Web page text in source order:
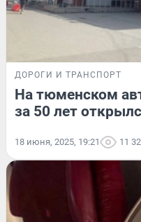
ДОРОГИ И ТРАНСПОРТ
На тюменском
за 50 лет
18 июня, 2025, 19:21 11